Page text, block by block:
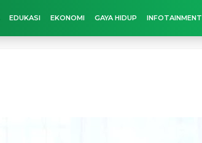
EDUKASI EKONOMI GAYA HIDUP INFOTAINMENT